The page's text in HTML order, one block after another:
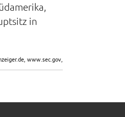
in
www.sec.gov,